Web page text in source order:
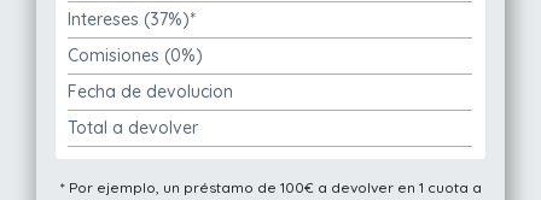
Intereses (37%)*
Comisiones (0%)
Fecha de devolucion
Total a devolver
* Por ejemplo, un préstamo de 100€ a devolver en 1 cuota a